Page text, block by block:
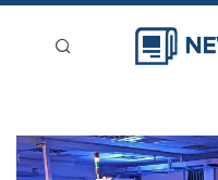
新聞稿分類